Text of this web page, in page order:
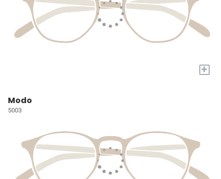
+
Modo
5003